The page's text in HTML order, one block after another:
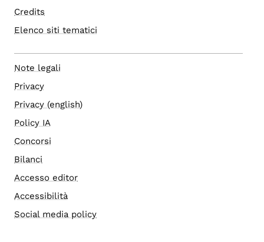
Credits
Elenco siti tematici
Note legali
Privacy
Privacy (english)
Policy IA
Concorsi
Bilanci
Accesso editor
Accessibilità
Social media policy